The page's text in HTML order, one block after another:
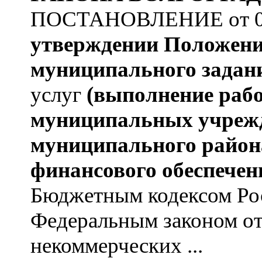
ПОСТАНОВЛЕНИЕ от
утверждении
муниципального
услуг (выполнение
муниципальных
муниципального
финансового
Бюджетным кодексом
Федеральным законом
некоммерческих ...